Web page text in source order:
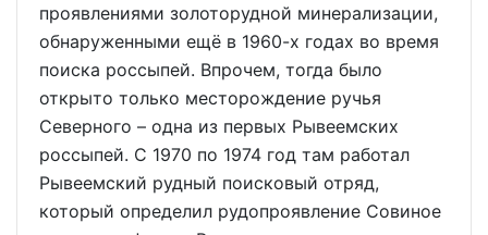
проявлениями золоторудной минерализации,
обнаруженными ещё в 1960-х годах во время
поиска россыпей. Впрочем, тогда было
открыто только месторождение ручья
Северного – одна из первых Рывеемских
россыпей. С 1970 по 1974 год там работал
Рывеемский рудный поисковый отряд,
который определил рудопроявление Совиное